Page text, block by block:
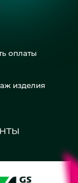
оплаты
изделия